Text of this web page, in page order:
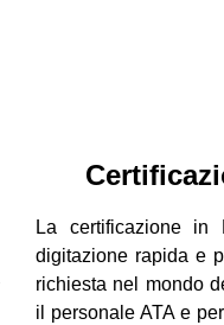
La certificazione in
digitazione rapida e
richiesta nel mondo
il personale ATA e